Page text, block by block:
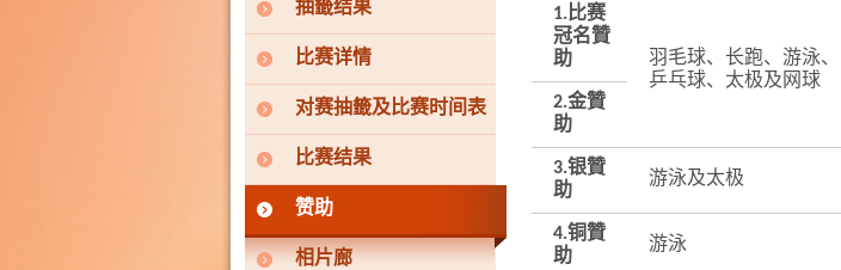
抽籤结果
比赛详情
对赛抽籤及比赛时间表
比赛结果
赞助
相片廊
1.比赛
冠名贊
助
羽毛球、长跑、游泳、
乒乓球、太极及网球
2.金贊
助
3.银贊
助
游泳及太极
4.铜贊
助
游泳